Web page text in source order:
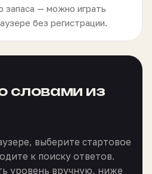
запаса — можно играть
без регистрации.
словами из
выберите стартовое
к поиску ответов.
уровень вручную, ниже